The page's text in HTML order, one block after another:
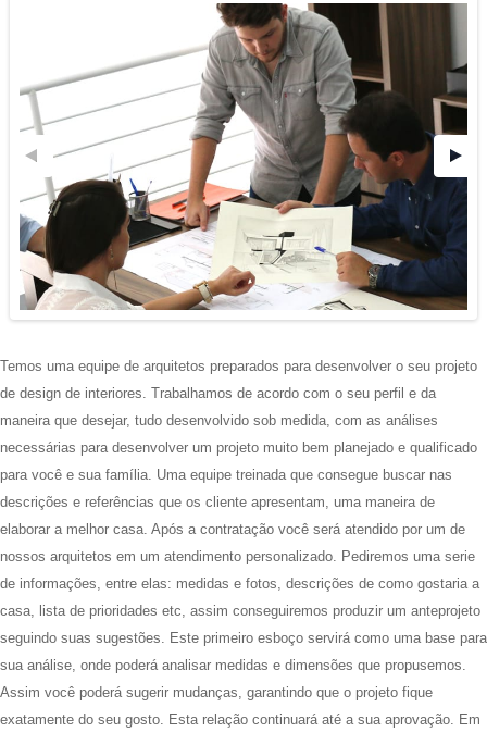
Temos uma equipe de arquitetos preparados para desenvolver o seu projeto
de design de interiores. Trabalhamos de acordo com o seu perfil e da
maneira que desejar, tudo desenvolvido sob medida, com as análises
necessárias para desenvolver um projeto muito bem planejado e qualificado
para você e sua família. Uma equipe treinada que consegue buscar nas
descrições e referências que os cliente apresentam, uma maneira de
elaborar a melhor casa. Após a contratação você será atendido por um de
nossos arquitetos em um atendimento personalizado. Pediremos uma serie
de informações, entre elas: medidas e fotos, descrições de como gostaria a
casa, lista de prioridades etc, assim conseguiremos produzir um anteprojeto
seguindo suas sugestões. Este primeiro esboço servirá como uma base para
sua análise, onde poderá analisar medidas e dimensões que propusemos.
Assim você poderá sugerir mudanças, garantindo que o projeto fique
exatamente do seu gosto. Esta relação continuará até a sua aprovação. Em